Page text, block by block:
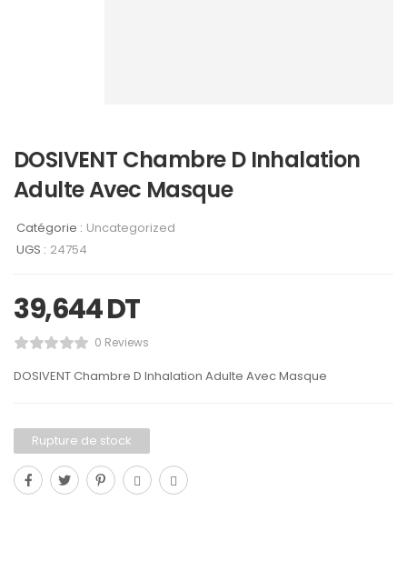
DOSIVENT Chambre D Inhalation
Adulte Avec Masque
Catégorie : Uncategorized
UGS : 24754
39,644DT
0 Reviews
DOSIVENT Chambre D Inhalation Adulte Avec Masque
Rupture de stock